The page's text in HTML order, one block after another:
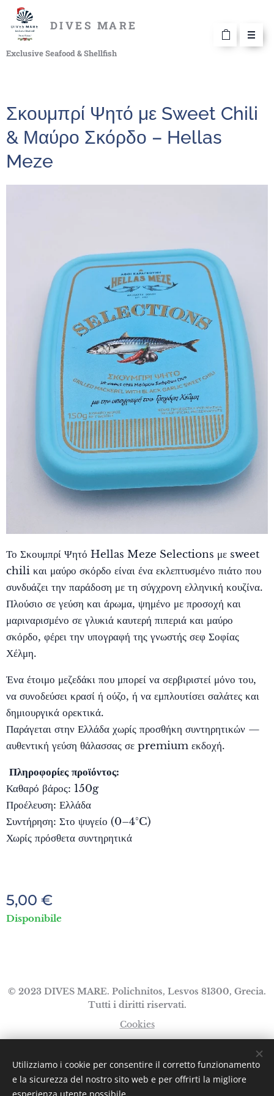
DIVES MARE
Exclusive Seafood & Shellfish
Σκουμπρί Ψητό με Sweet Chili
& Μαύρο Σκόρδο – Hellas
Meze
Το Σκουμπρί Ψητό Hellas Meze Selections με sweet
chili και μαύρο σκόρδο είναι ένα εκλεπτυσμένο πιάτο που
συνδυάζει την παράδοση με τη σύγχρονη ελληνική κουζίνα.
Πλούσιο σε γεύση και άρωμα, ψημένο με προσοχή και
μαριναρισμένο σε γλυκιά καυτερή πιπεριά και μαύρο
σκόρδο, φέρει την υπογραφή της γνωστής σεφ Σοφίας
Χέλμη.
Ένα έτοιμο μεζεδάκι που μπορεί να σερβιριστεί μόνο του,
να συνοδεύσει κρασί ή ούζο, ή να εμπλουτίσει σαλάτες και
δημιουργικά ορεκτικά.
Παράγεται στην Ελλάδα χωρίς προσθήκη συντηρητικών —
αυθεντική γεύση θάλασσας σε premium εκδοχή.
Πληροφορίες προϊόντος:
Καθαρό βάρος: 150g
Προέλευση: Ελλάδα
Συντήρηση: Στο ψυγείο (0–4°C)
Χωρίς πρόσθετα συντηρητικά
5,00 €
Disponibile
© 2023 DIVES MARE. Polichnitos, Lesvos 81300, Grecia.
Tutti i diritti riservati.
Cookies
Ελληνικά
English Italiano
Utilizziamo i cookie per consentire il corretto funzionamento
e la sicurezza del nostro sito web e per offrirti la migliore